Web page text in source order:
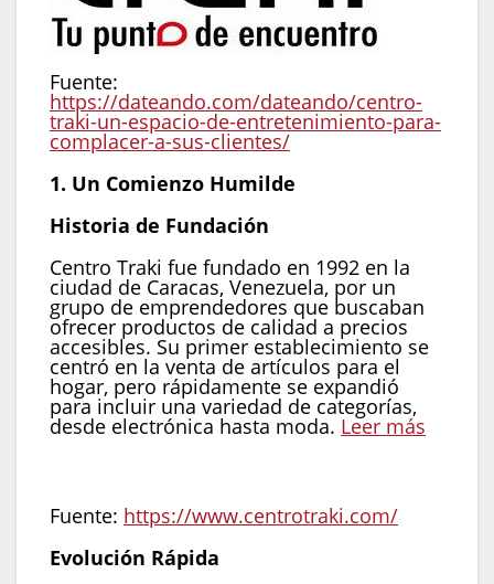
Fuente:
https://dateando.com/dateando/centro-
traki-un-espacio-de-entretenimiento-para-
complacer-a-sus-clientes/
1. Un Comienzo Humilde
Historia de Fundación
Centro Traki fue fundado en 1992 en la
ciudad de Caracas, Venezuela, por un
grupo de emprendedores que buscaban
ofrecer productos de calidad a precios
accesibles. Su primer establecimiento se
centró en la venta de artículos para el
hogar, pero rápidamente se expandió
para incluir una variedad de categorías,
desde electrónica hasta moda. Leer más
Fuente: https://www.centrotraki.com/
Evolución Rápida